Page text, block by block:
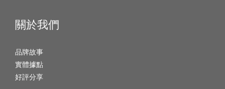
關於我們
品牌故事
實體據點
好評分享